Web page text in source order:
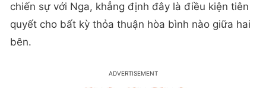
chiến sự với Nga, khẳng định đây là điều kiện tiên
quyết cho bất kỳ thỏa thuận hòa bình nào giữa hai
bên.